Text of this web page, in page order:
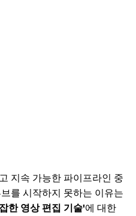
지속 가능한 파이프라인 중
를 시작하지 못하는 이유는
한 영상 편집 기술'에 대한